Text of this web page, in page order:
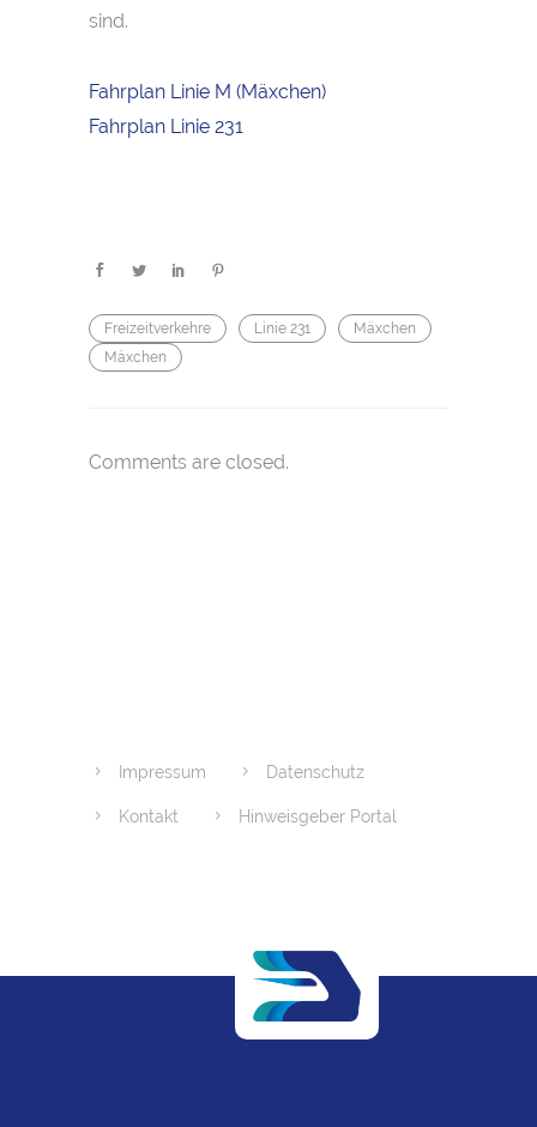
sind.
Fahrplan Linie M (Mäxchen)
Fahrplan Linie 231
Freizeitverkehre Linie 231
Mäxchen
Mäxchen
Comments are closed.
Impressum Datenschutz
Kontakt Hinweisgeber Portal